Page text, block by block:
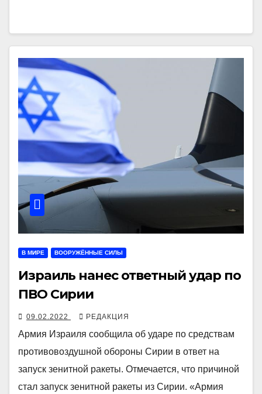
В МИРЕ ВООРУЖЁННЫЕ СИЛЫ
Израиль нанес ответный удар по
ПВО Сирии
09.02.2022 РЕДАКЦИЯ
Армия Израиля сообщила об ударе по средствам
противовоздушной обороны Сирии в ответ на
запуск зенитной ракеты. Отмечается, что причиной
стал запуск зенитной ракеты из Сирии. «Армия